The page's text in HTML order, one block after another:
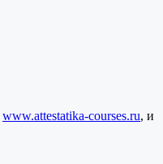
www.attestatika-courses.ru, и